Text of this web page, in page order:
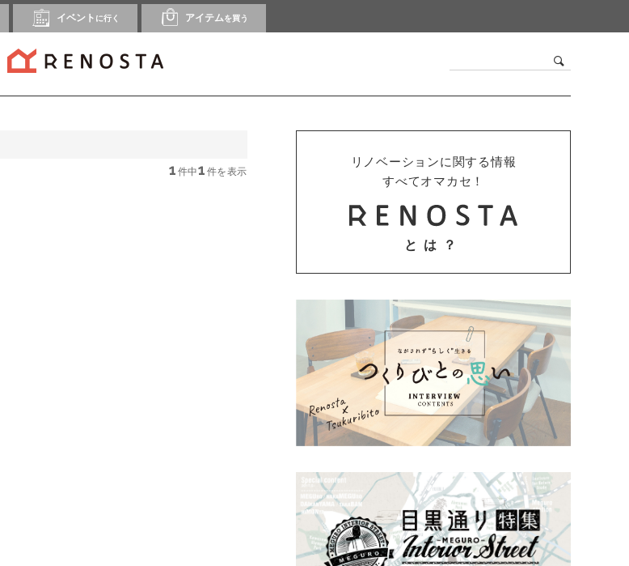
イベント に行く アイテムを買う
1 件中1 件を表示
リノベーションに関する情報
すべてオマカセ！
とは？